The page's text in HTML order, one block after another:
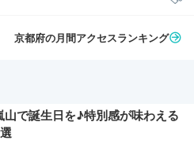
京都府の月間アクセスランキング
山で誕生日を♪特別感が味わえる